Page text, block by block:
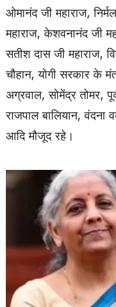
ओमानंद जी महाराज,
महाराज, केशवनानंद जी
सतीश दास जी महाराज,
चौहान, योगी सरकार के
अग्रवाल, सोमेंद्र तोमर,
राजपाल बालियान, वंदना
आदि मौजूद रहे।